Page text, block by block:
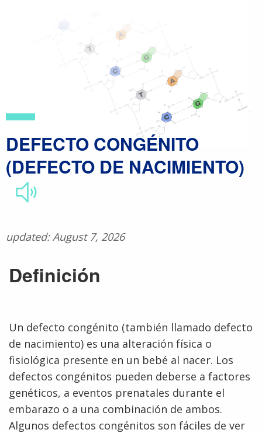
DEFECTO CONGÉNITO
(DEFECTO DE NACIMIENTO)
updated: August 7, 2026
Definición
Un defecto congénito (también llamado defecto
de nacimiento) es una alteración física o
fisiológica presente en un bebé al nacer. Los
defectos congénitos pueden deberse a factores
genéticos, a eventos prenatales durante el
embarazo o a una combinación de ambos.
Algunos defectos congénitos son fáciles de ver